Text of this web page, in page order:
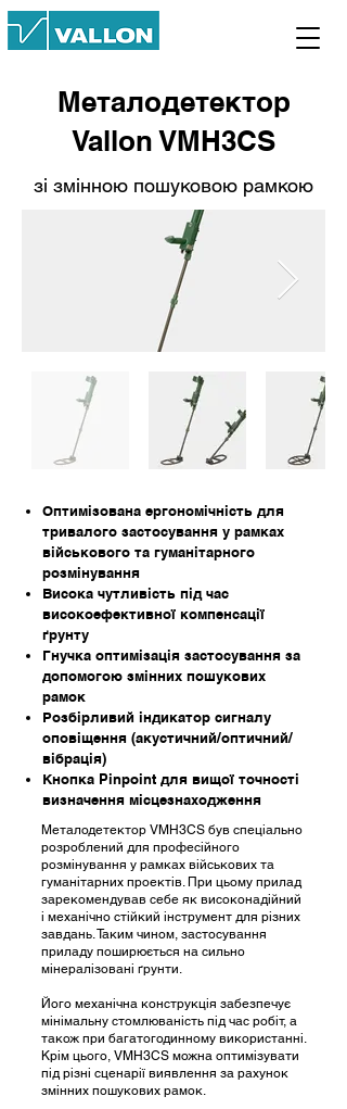
Металодетектор
Vallon VMH3CS
зі змінною пошуковою рамкою
Оптимізована ергономічність для
тривалого застосування у рамках
військового та гуманітарного
розмінування
Висока чутливість під час
високоефективної компенсації
ґрунту
Гнучка оптимізація застосування за
допомогою змінних пошукових
рамок
Розбірливий індикатор сигналу
оповіщення (акустичний/оптичний/
вібрація)
Кнопка Pinpoint для вищої точності
визначення місцезнаходження
Металодетектор VMH3CS був спеціально
розроблений для професійного
розмінування у рамках військових та
гуманітарних проектів. При цьому прилад
зарекомендував себе як високонадійний
і механічно стійкий інструмент для різних
завдань. Таким чином, застосування
приладу поширюється на сильно
мінералізовані ґрунти.
Його механічна конструкція забезпечує
мінімальну стомлюваність під час робіт, а
також при багатогодинному використанні.
Крім цього, VMH3CS можна оптимізувати
під різні сценарії виявлення за рахунок
змінних пошукових рамок.